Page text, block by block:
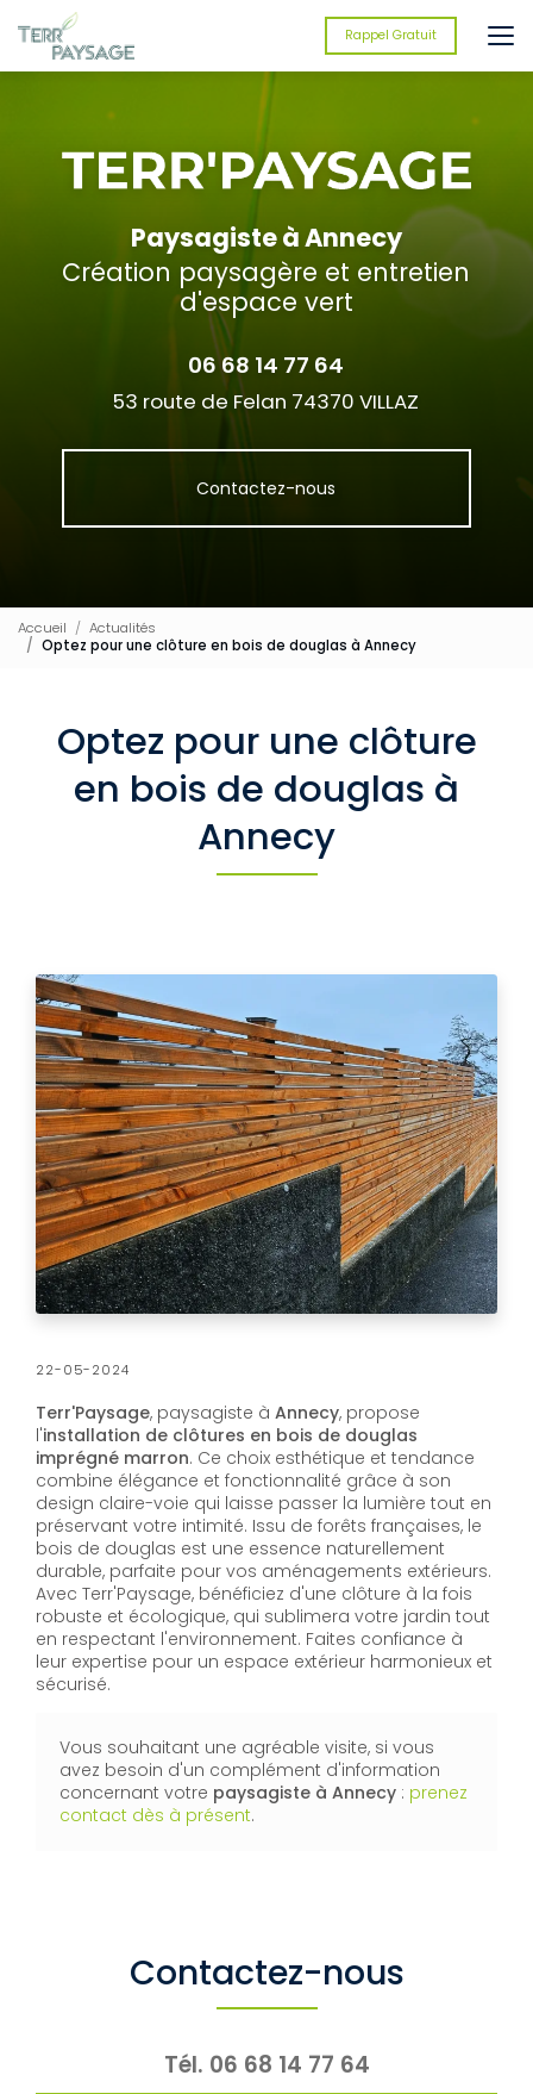
au
contenu
principal
Rappel Gratuit
Paysagiste à Annecy
Création paysagère et entretien
d'espace vert
06 68 14 77 64
53 route de Felan 74370 VILLAZ
Contactez-nous
Accueil
Actualités
Optez pour une clôture en bois de douglas à Annecy
Optez pour une clôture
en bois de douglas à
Annecy
22-05-2024
Terr'Paysage, paysagiste à Annecy, propose
l'installation de clôtures en bois de douglas
imprégné marron. Ce choix esthétique et tendance
combine élégance et fonctionnalité grâce à son
design claire-voie qui laisse passer la lumière tout en
préservant votre intimité. Issu de forêts françaises, le
bois de douglas est une essence naturellement
durable, parfaite pour vos aménagements extérieurs.
Avec Terr'Paysage, bénéficiez d'une clôture à la fois
robuste et écologique, qui sublimera votre jardin tout
en respectant l'environnement. Faites confiance à
leur expertise pour un espace extérieur harmonieux et
sécurisé.
Vous souhaitant une agréable visite, si vous
avez besoin d'un complément d'information
concernant votre paysagiste à Annecy : prenez
contact dès à présent.
Contactez-nous
Tél. 06 68 14 77 64